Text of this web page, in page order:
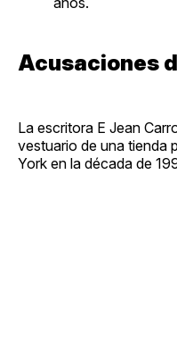
Acusaciones
La escritora E Jean
vestuario de una tienda
York en la década de